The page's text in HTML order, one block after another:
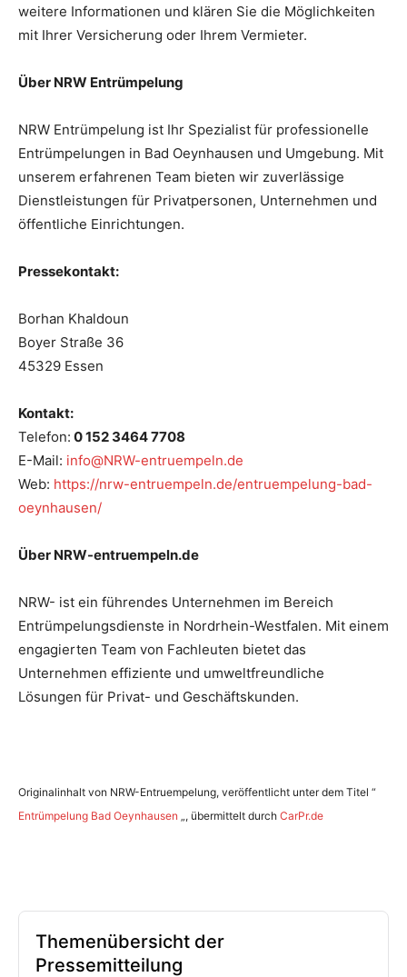
weitere Informationen und klären Sie die Möglichkeiten
mit Ihrer Versicherung oder Ihrem Vermieter.
Über NRW Entrümpelung
NRW Entrümpelung ist Ihr Spezialist für professionelle
Entrümpelungen in Bad Oeynhausen und Umgebung. Mit
unserem erfahrenen Team bieten wir zuverlässige
Dienstleistungen für Privatpersonen, Unternehmen und
öffentliche Einrichtungen.
Pressekontakt:
Borhan Khaldoun
Boyer Straße 36
45329 Essen
Kontakt:
Telefon: 0 152 3464 7708
E-Mail: info@NRW-entruempeln.de
Web: https://nrw-entruempeln.de/entruempelung-bad-
oeynhausen/
Über NRW-entruempeln.de
NRW- ist ein führendes Unternehmen im Bereich
Entrümpelungsdienste in Nordrhein-Westfalen. Mit einem
engagierten Team von Fachleuten bietet das
Unternehmen effiziente und umweltfreundliche
Lösungen für Privat- und Geschäftskunden.
Originalinhalt von NRW-Entruempelung, veröffentlicht unter dem Titel “
Entrümpelung Bad Oeynhausen „, übermittelt durch CarPr.de
Themenübersicht der
Pressemitteilung